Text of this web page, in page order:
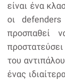
είναι ένα
οι
προσπαθεί
του
ένας